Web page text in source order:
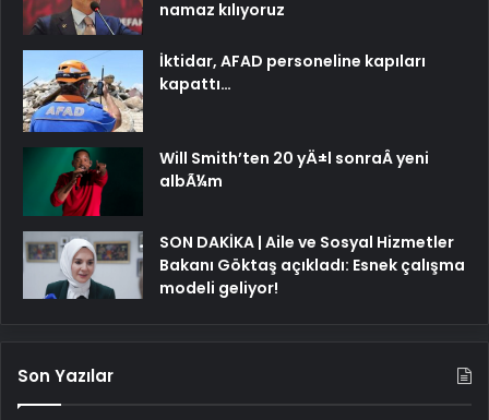
namaz kılıyoruz
İktidar, AFAD personeline kapıları
kapattı…
Will Smith’ten 20 yÄ±l sonraÂ yeni
albÃ¼m
SON DAKİKA | Aile ve Sosyal Hizmetler
Bakanı Göktaş açıkladı: Esnek çalışma
modeli geliyor!
Son Yazılar